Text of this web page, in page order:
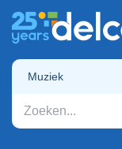
Muziek